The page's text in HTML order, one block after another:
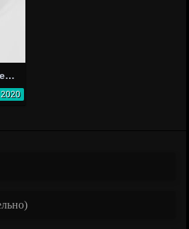
G-Eazy Feat. Tory Lanez, Tyga: Still Be Friends
2020